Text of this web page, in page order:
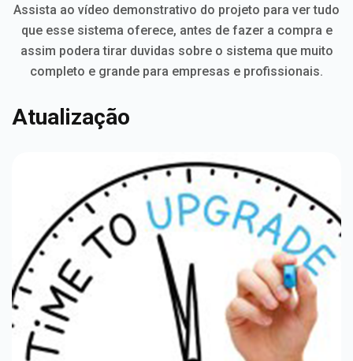
Assista ao vídeo demonstrativo do projeto para ver tudo
que esse sistema oferece, antes de fazer a compra e
assim podera tirar duvidas sobre o sistema que muito
completo e grande para empresas e profissionais.
Atualização